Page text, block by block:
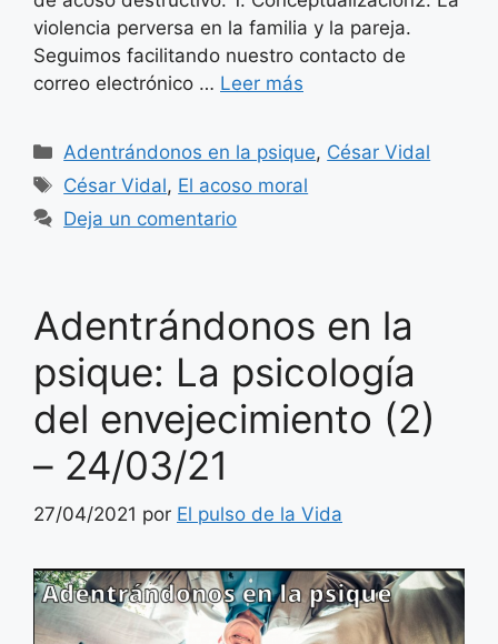
violencia perversa en la familia y la pareja.
Seguimos facilitando nuestro contacto de
correo electrónico … Leer más
Categorías
Adentrándonos en la psique, César Vidal
Etiquetas
César Vidal, El acoso moral
Deja un comentario
Adentrándonos en la
psique: La psicología
del envejecimiento (2)
– 24/03/21
27/04/2021 por El pulso de la Vida